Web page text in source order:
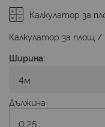
Калкулатор за
Калкулатор за площ /
Ширина:
Дължина